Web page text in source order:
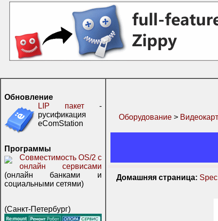
Обновление
LIP пакет -
русификация
eComStation
Программы
Совместимость OS/2 с
онлайн сервисами
(онлайн банками и
социальными сетями)
(Санкт-Петербург)
Оборудование >
Домашняя страница: